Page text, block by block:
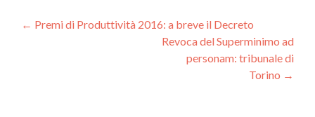
Post navigation
← Premi di Produttività 2016: a breve il Decreto
Revoca del Superminimo ad
personam: tribunale di
Torino →